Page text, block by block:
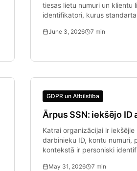
tiesas lietu numuri un klientu
identifikatori, kurus
June 3, 2026 7 min
GDPR un Atbilstība
Ārpus SSN: iekšējo ID
Katrai organizācijai ir
darbinieku ID, kontu numuri,
kontekstā ir personiski
May 31, 2026 7 min